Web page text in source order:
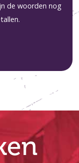
de woorden nog